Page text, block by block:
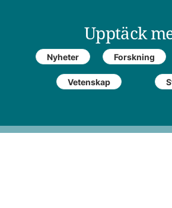
Upptäck
Nyheter Forskning
Vetenskap